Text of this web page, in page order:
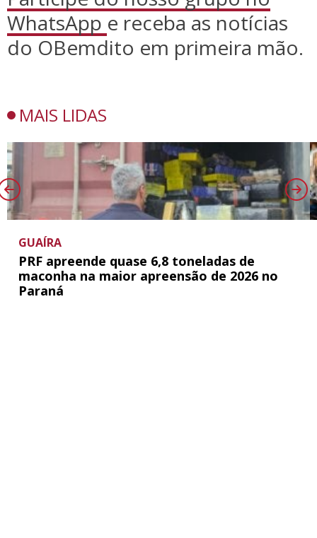
WhatsApp e receba as notícias
do OBemdito em primeira mão.
MAIS LIDAS
GUAÍRA
PRF apreende quase 6,8 toneladas de
maconha na maior apreensão de 2026 no
Paraná